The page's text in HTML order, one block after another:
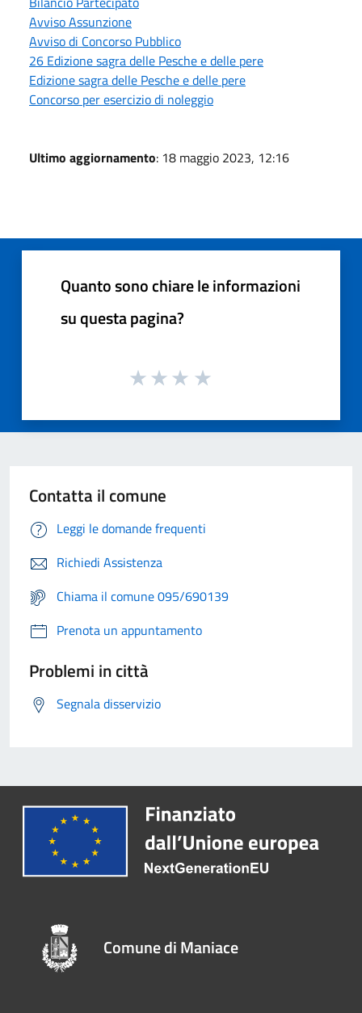
Avviso Assunzione
Avviso di Concorso Pubblico
26 Edizione sagra delle Pesche e delle pere
Edizione sagra delle Pesche e delle pere
Concorso per esercizio di noleggio
Ultimo aggiornamento: 18 maggio 2023, 12:16
Quanto sono chiare le informazioni
su questa pagina?
Contatta il comune
Leggi le domande frequenti
Richiedi Assistenza
Chiama il comune 095/690139
Prenota un appuntamento
Problemi in città
Segnala disservizio
Comune di Maniace